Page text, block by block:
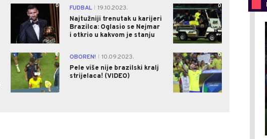
0 FUDBAL
19.10.2023.
Najtužniji trenutak u karijeri
Brazilca: Oglasio se Nejmar
i otkrio u kakvom je stanju
0
0 OBOREN!
10.09.2023.
Pele više nije brazilski kralj
strijelaca! (VIDEO)
0